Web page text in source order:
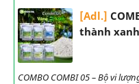
[Adl.]
thành xanh
COMBO COMBI 05 – Bộ vi